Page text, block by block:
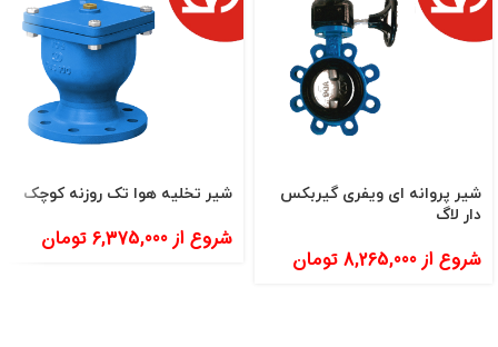
شیر پروانه ای ویفری گیربکس
دار لاگ
شروع از 8,265,000 تومان
شیر تخلیه هوا تک روزنه کوچک
شروع از 6,375,000 تومان